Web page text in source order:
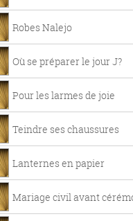
Robes Nalejo
Où se préparer le jour J?
Pour les larmes de joie
Teindre ses chaussures
Lanternes en papier
Mariage civil avant